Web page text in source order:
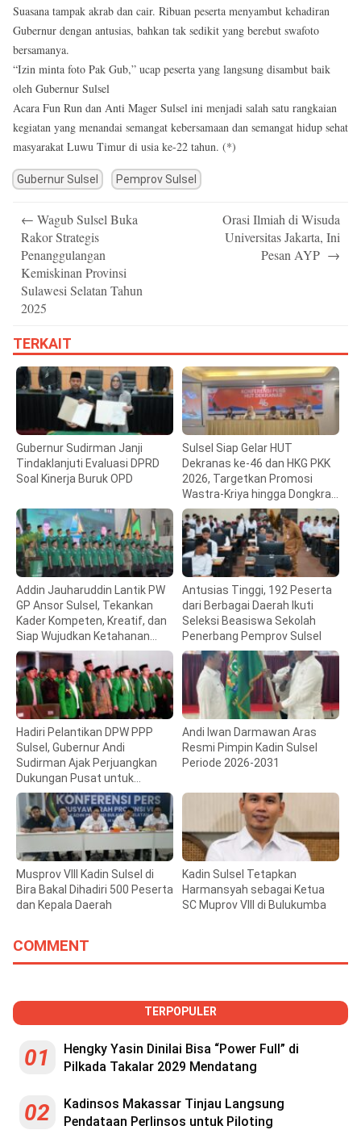
Suasana tampak akrab dan cair. Ribuan peserta menyambut kehadiran
Gubernur dengan antusias, bahkan tak sedikit yang berebut swafoto
bersamanya.
“Izin minta foto Pak Gub,” ucap peserta yang langsung disambut baik
oleh Gubernur Sulsel
Acara Fun Run dan Anti Mager Sulsel ini menjadi salah satu rangkaian
kegiatan yang menandai semangat kebersamaan dan semangat hidup sehat
masyarakat Luwu Timur di usia ke-22 tahun. (*)
Gubernur Sulsel Pemprov Sulsel
navigation
← Wagub Sulsel Buka
Rakor Strategis
Penanggulangan
Kemiskinan Provinsi
Sulawesi Selatan Tahun
2025
Orasi Ilmiah di Wisuda
Universitas Jakarta, Ini
Pesan AYP →
TERKAIT
Gubernur Sudirman Janji
Tindaklanjuti Evaluasi DPRD
Soal Kinerja Buruk OPD
Sulsel Siap Gelar HUT
Dekranas ke-46 dan HKG PKK
2026, Targetkan Promosi
Wastra-Kriya hingga Dongkrak
Ekonomi Daerah
Addin Jauharuddin Lantik PW
GP Ansor Sulsel, Tekankan
Kader Kompeten, Kreatif, dan
Siap Wujudkan Ketahanan
Pangan
Antusias Tinggi, 192 Peserta
dari Berbagai Daerah Ikuti
Seleksi Beasiswa Sekolah
Penerbang Pemprov Sulsel
Hadiri Pelantikan DPW PPP
Sulsel, Gubernur Andi
Sudirman Ajak Perjuangkan
Dukungan Pusat untuk
Pembangunan Daerah
Andi Iwan Darmawan Aras
Resmi Pimpin Kadin Sulsel
Periode 2026-2031
Musprov VIII Kadin Sulsel di
Bira Bakal Dihadiri 500 Peserta
dan Kepala Daerah
Kadin Sulsel Tetapkan
Harmansyah sebagai Ketua
SC Muprov VIII di Bulukumba
COMMENT
TERPOPULER
01
Hengky Yasin Dinilai Bisa “Power Full” di
Pilkada Takalar 2029 Mendatang
02
Kadinsos Makassar Tinjau Langsung
Pendataan Perlinsos untuk Piloting